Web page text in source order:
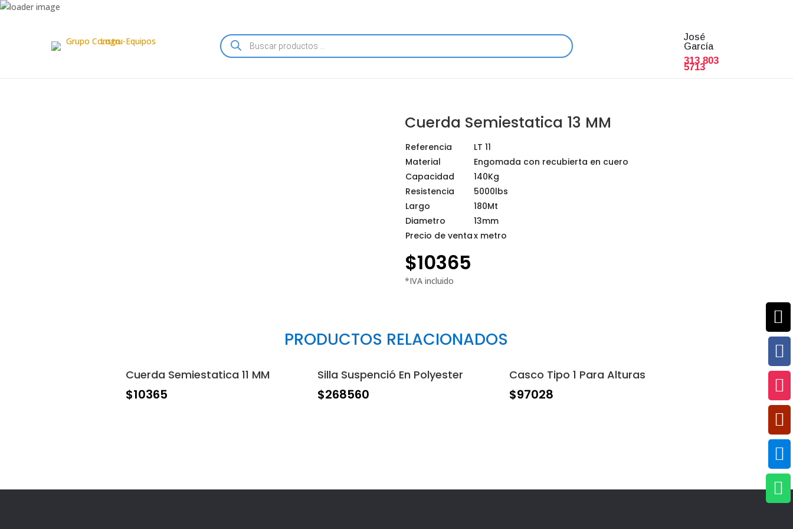
Búsqueda
de
productos
José
García
313 803
5713






Cuerda Semiestatica 13 MM
Referencia
LT 11
Material
Engomada con recubierta en cuero
Capacidad
140Kg
Resistencia
5000lbs
Largo
180Mt
Diametro
13mm
Precio de ventax metro
$10365
PRODUCTOS RELACIONADOS
Cuerda Semiestatica 11 MM
$10365
Silla Suspenció En Polyester
$268560
Casco Tipo 1 Para Alturas
$97028